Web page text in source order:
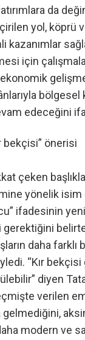
da
yol, köprü
için
bölgesel
edeceğini
bekçisi” önerisi
çeken
yönelik isim
ifadesinin
daha farklı
“Kır
diyen
verilen
gelmediğini,
modern ve